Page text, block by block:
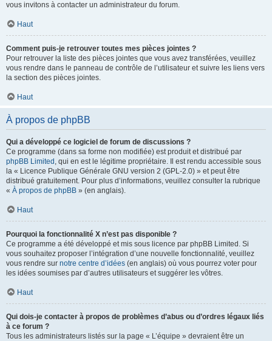
vous invitons à contacter un administrateur du forum.
Haut
Comment puis-je retrouver toutes mes pièces jointes ?
Pour retrouver la liste des pièces jointes que vous avez transférées, veuillez
vous rendre dans le panneau de contrôle de l’utilisateur et suivre les liens vers
la section des pièces jointes.
Haut
À propos de phpBB
Qui a développé ce logiciel de forum de discussions ?
Ce programme (dans sa forme non modifiée) est produit et distribué par
phpBB Limited , qui en est le légitime propriétaire. Il est rendu accessible sous
la « Licence Publique Générale GNU version 2 (GPL-2.0) » et peut être
distribué gratuitement. Pour plus d’informations, veuillez consulter la rubrique
« À propos de phpBB » (en anglais).
Haut
Pourquoi la fonctionnalité X n’est pas disponible ?
Ce programme a été développé et mis sous licence par phpBB Limited. Si
vous souhaitez proposer l’intégration d’une nouvelle fonctionnalité, veuillez
vous rendre sur notre centre d’idées (en anglais) où vous pourrez voter pour
les idées soumises par d’autres utilisateurs et suggérer les vôtres.
Haut
Qui dois-je contacter à propos de problèmes d’abus ou d’ordres légaux liés
à ce forum ?
Tous les administrateurs listés sur la page « L’équipe » devraient être un